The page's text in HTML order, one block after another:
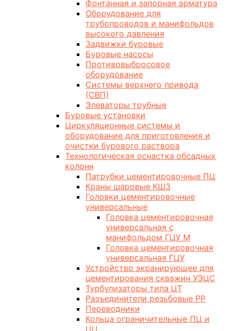
Фонтанная и запорная арматура
Оборудование для
трубопроводов и манифольдов
высокого давления
Задвижки буровые
Буровые насосы
Противовыбросовое
оборудование
Системы верхнего привода
(СВП)
Элеваторы трубные
Буровые установки
Циркуляционные системы и
оборудование для приготовления и
очистки бурового раствора
Технологическая оснастка обсадных
колонн
Патрубки цементировочные ПЦ
Краны шаровые КШЗ
Головки цементировочные
универсальные
Головка цементировочная
универсальная с
манифольдом ГЦУ М
Головка цементировочная
универсальная ГЦУ
Устройство экранирующее для
цементирования скважин УЭЦС
Турбулизаторы типа ЦТ
Разъединители резьбовые РР
Переводники
Кольца ограничительные ПЦ и
ЦЦ